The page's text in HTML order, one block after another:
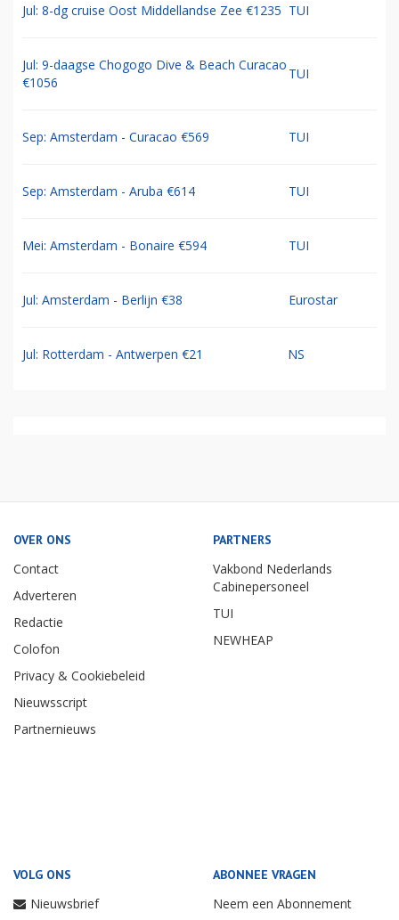
Jul: 8-dg cruise Oost Middellandse Zee €1235 TUI
Jul: 9-daagse Chogogo Dive & Beach Curacao
€1056
TUI
Sep: Amsterdam - Curacao €569 TUI
Sep: Amsterdam - Aruba €614 TUI
Mei: Amsterdam - Bonaire €594 TUI
Jul: Amsterdam - Berlijn €38 Eurostar
Jul: Rotterdam - Antwerpen €21 NS
OVER ONS
Contact
Adverteren
Redactie
Colofon
Privacy & Cookiebeleid
Nieuwsscript
Partnernieuws
PARTNERS
Vakbond Nederlands
Cabinepersoneel
TUI
NEWHEAP
VOLG ONS
Nieuwsbrief
ABONNEE VRAGEN
Neem een Abonnement